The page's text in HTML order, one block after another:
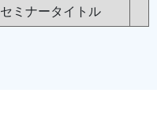
セミナータイトル